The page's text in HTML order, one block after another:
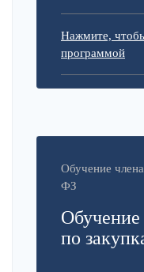
Нажмите,
программой
Обучение
ФЗ
по